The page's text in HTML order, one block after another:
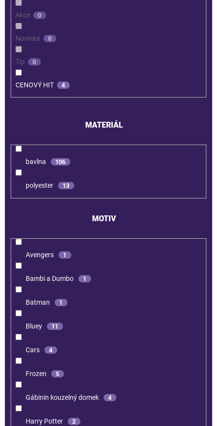
Akce 0
Novinka 0
Tip 0
CENOVÝ HIT 4
MATERIÁL
bavlna 106
polyester 13
MOTIV
Avengers 1
Bambi a Dumbo 1
Batman 1
Bluey 11
Cars 4
Frozen 5
Gábinin kouzelný domek 4
Harry Potter 2